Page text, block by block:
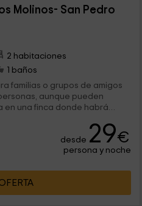
Molinos- San Pedro
2 habitaciones
1 baños
familias o grupos de amigos
aunque pueden
en una finca donde habrá
que está junto al maravilloso
desde 29€
persona y noche